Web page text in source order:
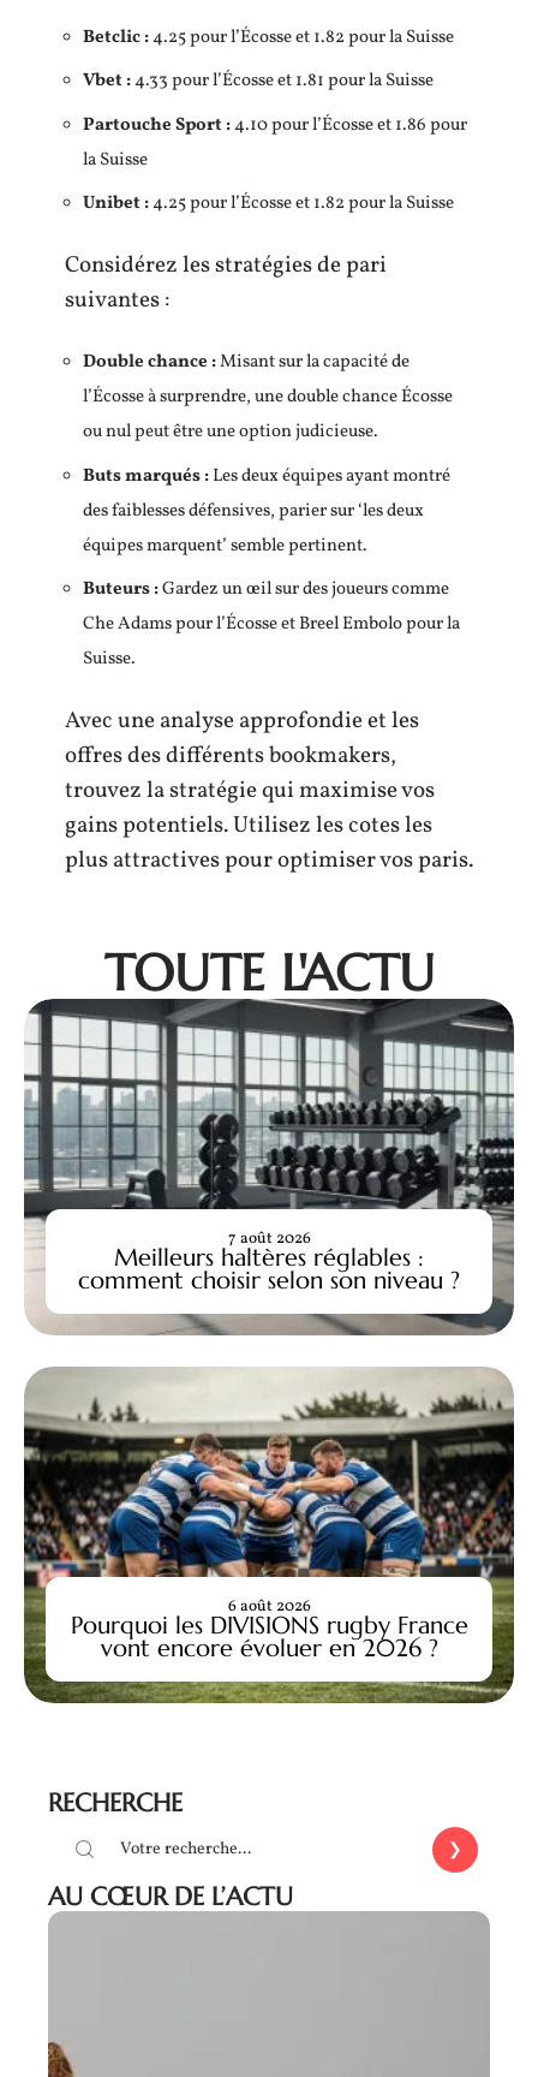
Betclic :4.25 pour l’Écosse et 1.82 pour la Suisse
Vbet :4.33 pour l’Écosse et 1.81 pour la Suisse
Partouche Sport :4.10 pour l’Écosse et 1.86 pour
la Suisse
Unibet :4.25 pour l’Écosse et 1.82 pour la Suisse
Considérez les stratégies de pari
suivantes :
Double chance :Misant sur la capacité de
l’Écosse à surprendre, une double chance Écosse
ou nul peut être une option judicieuse.
Buts marqués :Les deux équipes ayant montré
des faiblesses défensives, parier sur ‘les deux
équipes marquent’ semble pertinent.
Buteurs :Gardez un œil sur des joueurs comme
Che Adams pour l’Écosse et Breel Embolo pour la
Suisse.
Avec une analyse approfondie et les
offres des différents bookmakers,
trouvez la stratégie qui maximise vos
gains potentiels. Utilisez les cotes les
plus attractives pour optimiser vos paris.
TOUTE L'ACTU
Meilleurs haltères réglables :
comment choisir selon son niveau ?
7 août 2026
Pourquoi les DIVISIONS rugby France
vont encore évoluer en 2026 ?
6 août 2026
RECHERCHE
AU CŒUR DE L’ACTU